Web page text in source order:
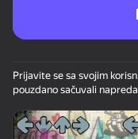
Prijavite se sa svojim
pouzdano sačuvali